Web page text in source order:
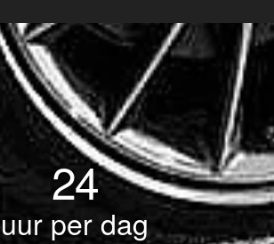
24
uur per dag